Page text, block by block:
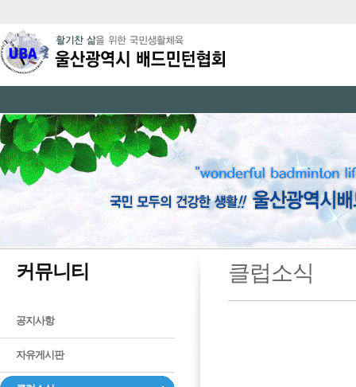
커뮤니티
공지사항
자유게시판
클럽소식